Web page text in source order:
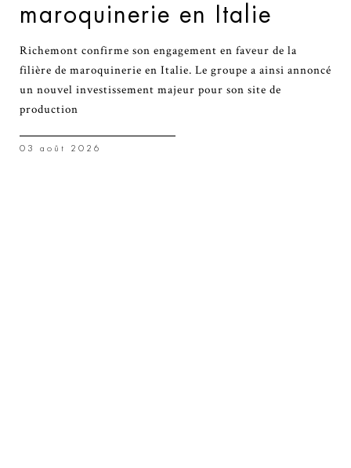
maroquinerie en Italie
Richemont confirme son engagement en faveur de la
filière de maroquinerie en Italie. Le groupe a ainsi annoncé
un nouvel investissement majeur pour son site de
production
03 août 2026